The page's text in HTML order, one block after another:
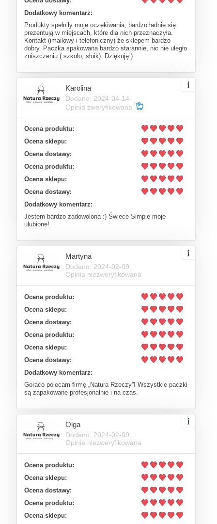
Dodatkowy komentarz:
Produkty spełniły moje oczekiwania, bardzo ładnie się
prezentują w miejscach, które dla nich przeznaczyła.
Kontakt (imailowy i telefoniczny) że sklepem bardzo
dobry. Paczka spakowana bardzo starannie, nic nie uległo
zniszczeniu ( szkoło, słoik). Dziękuję:)
Karolina
Dodano: 2024-04-14
Opinia zweryfikowana
Ocena produktu:
Ocena sklepu:
Ocena dostawy:
Ocena produktu:
Ocena sklepu:
Ocena dostawy:
Dodatkowy komentarz:
Jestem bardzo zadowolona :) Świece Simple moje
ulubione!
Martyna
Dodano: 2024-02-09
Opinia niezweryfikowana
Ocena produktu:
Ocena sklepu:
Ocena dostawy:
Ocena produktu:
Ocena sklepu:
Ocena dostawy:
Dodatkowy komentarz:
Gorąco polecam firmę „Natura Rzeczy”! Wszystkie paczki
są zapakowane profesjonalnie i na czas.
Olga
Dodano: 2024-02-09
Opinia niezweryfikowana
Ocena produktu:
Ocena sklepu:
Ocena dostawy:
Ocena produktu:
Ocena sklepu: